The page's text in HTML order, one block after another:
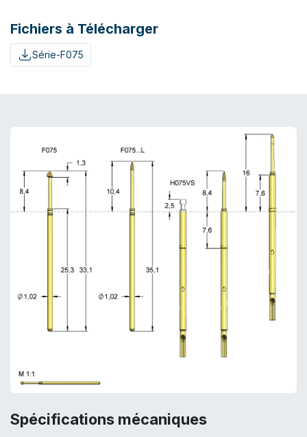
Fichiers à Télécharger
Série-F075
Spécifications mécaniques